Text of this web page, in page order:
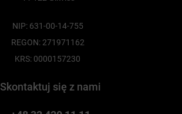
NIP: 631-00-14-755
REGON: 271971162
KRS: 0000157230
Skontaktuj się z nami